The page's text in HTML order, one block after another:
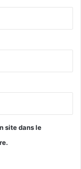
site dans le